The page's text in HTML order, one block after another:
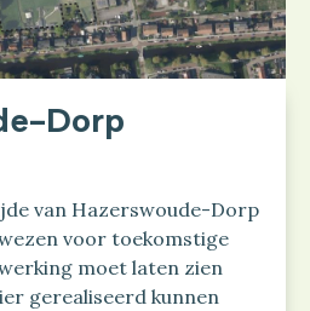
Dorp
van Hazerswoude-Dorp
voor toekomstige
moet laten zien
gerealiseerd kunnen